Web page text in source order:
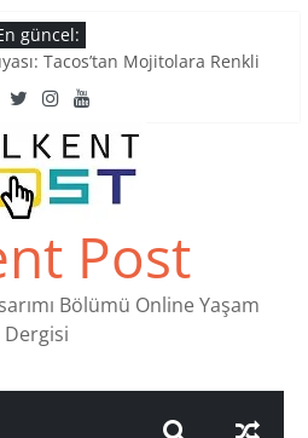
güncel:
Tacos’tan Mojitolara Renkli
Yaşatan 4 Müzik Durağı
to Find Stamps in Ankara
4 Köklü Pastanesi
Post
Bölümü Online Yaşam
Dergisi